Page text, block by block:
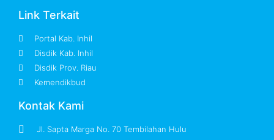
Link Terkait
Portal Kab. Inhil
Disdik Kab. Inhil
Disdik Prov. Riau
Kemendikbud
Kontak Kami
Jl. Sapta Marga No. 70 Tembilahan Hulu